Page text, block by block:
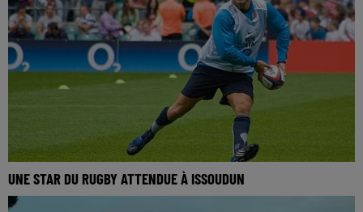
UNE STAR DU RUGBY ATTENDUE À ISSOUDUN